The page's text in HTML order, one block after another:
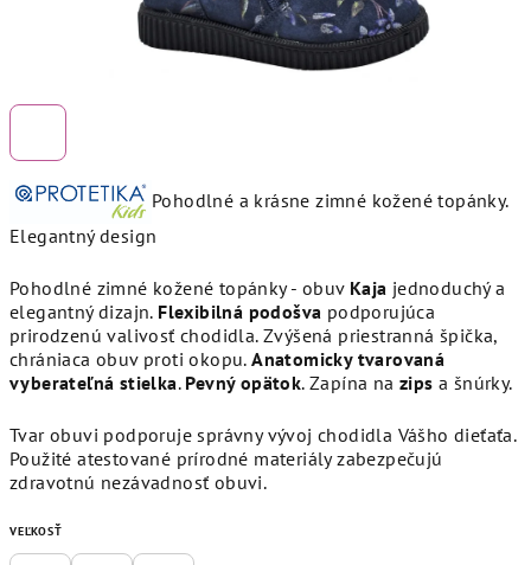
Pohodlné a krásne zimné kožené topánky.
Elegantný design
Pohodlné zimné kožené topánky - obuv Kaja jednoduchý a
elegantný dizajn. Flexibilná podošva podporujúca
prirodzenú valivosť chodidla. Zvýšená priestranná špička,
chrániaca obuv proti okopu.Anatomicky tvarovaná
vyberateľná stielka. Pevný opätok. Zapína nazips a šnúrky.
Tvar obuvi podporuje správny vývoj chodidla Vášho dieťaťa.
Použité atestované prírodné materiály zabezpečujú
zdravotnú nezávadnosť obuvi.
VEĽKOSŤ